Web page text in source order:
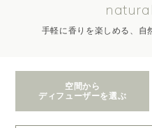
手軽に香りを楽しめる、自
空間から
ディフューザーを選ぶ